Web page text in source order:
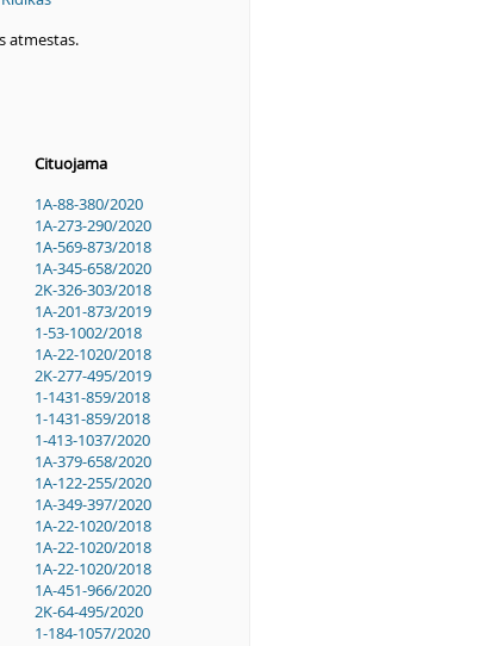
atmestas.
Cituojama
1A-88-380/2020
1A-273-290/2020
1A-569-873/2018
1A-345-658/2020
2K-326-303/2018
1A-201-873/2019
1-53-1002/2018
1A-22-1020/2018
2K-277-495/2019
1-1431-859/2018
1-1431-859/2018
1-413-1037/2020
1A-379-658/2020
1A-122-255/2020
1A-349-397/2020
1A-22-1020/2018
1A-22-1020/2018
1A-22-1020/2018
1A-451-966/2020
2K-64-495/2020
1-184-1057/2020